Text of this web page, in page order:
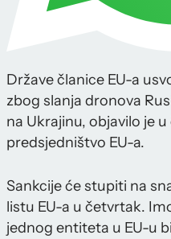
Države članice EU-a
zbog slanja dronova
na Ukrajinu, objavilo je
predsjedništvo EU-a.
Sankcije će stupiti na
listu EU-a u četvrtak.
jednog entiteta u EU-u